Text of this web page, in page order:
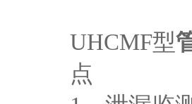
UHCMF型
点